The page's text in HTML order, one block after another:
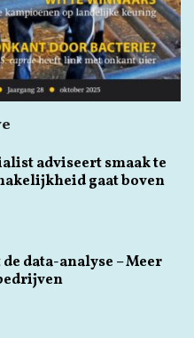
adviseert smaak te
gaat boven
data-analyse – Meer